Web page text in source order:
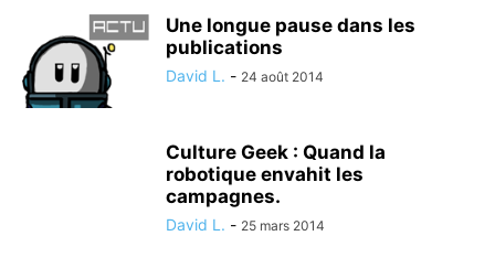
Une longue pause dans les
publications
David L. - 24 août 2014
Culture Geek : Quand la
robotique envahit les
campagnes.
David L. - 25 mars 2014